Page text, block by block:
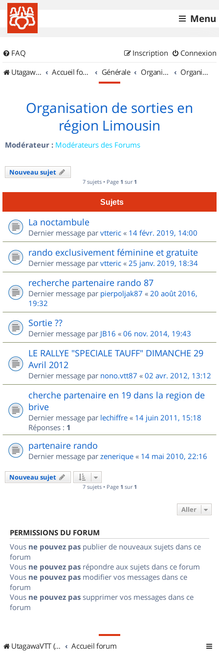
Menu
FAQ Connexion
Inscription
UtagawaVTT (Randos VTT et VTTAE avec traces GPS)
Accueil forum Générale Organisation de sorties & Recherche de partenaires Organisation de sorties en région Limousin
Organisation de sorties en
région Limousin
Modérateur : Modérateurs des Forums
Nouveau sujet
7 sujets • Page 1 sur 1
Sujets
La noctambule
Dernier message par vtteric « 14 févr. 2019, 14:00
rando exclusivement féminine et gratuite
Dernier message par vtteric « 25 janv. 2019, 18:34
recherche partenaire rando 87
Dernier message par pierpoljak87 « 20 août 2016,
19:32
Sortie ??
Dernier message par JB16 « 06 nov. 2014, 19:43
LE RALLYE "SPECIALE TAUFF" DIMANCHE 29
Avril 2012
Dernier message par nono.vtt87 « 02 avr. 2012, 13:12
cherche partenaire en 19 dans la region de
brive
Dernier message par lechiffre « 14 juin 2011, 15:18
Réponses : 1
partenaire rando
Dernier message par zenerique « 14 mai 2010, 22:16
Nouveau sujet
7 sujets • Page 1 sur 1
Aller
PERMISSIONS DU FORUM
Vous ne pouvez pas publier de nouveaux sujets dans ce
forum
Vous ne pouvez pas répondre aux sujets dans ce forum
Vous ne pouvez pas modifier vos messages dans ce
forum
Vous ne pouvez pas supprimer vos messages dans ce
forum
UtagawaVTT (Randos VTT et VTTAE avec traces GPS) Accueil forum